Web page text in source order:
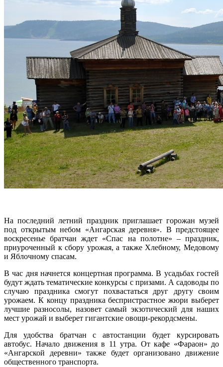
На последний летний праздник приглашает горожан музей
под открытым небом «Ангарская деревня». В предстоящее
воскресенье братчан ждет «Спас на полотне» – праздник,
приуроченный к сбору урожая, а также Хлебному, Медовому
и Яблочному спасам.
В час дня начнется концертная программа. В усадьбах гостей
будут ждать тематические конкурсы с призами. А садоводы по
случаю праздника смогут похвастаться друг другу своим
урожаем. К концу праздника беспристрастное жюри выберет
лучшие разносолы, назовет самый экзотический для наших
мест урожай и выберет гигантские овощи-рекордсмены.
Для удобства братчан с автостанции будет курсировать
автобус. Начало движения в 11 утра. От кафе «Фараон» до
«Ангарской деревни» также будет организовано движение
общественного транспорта.